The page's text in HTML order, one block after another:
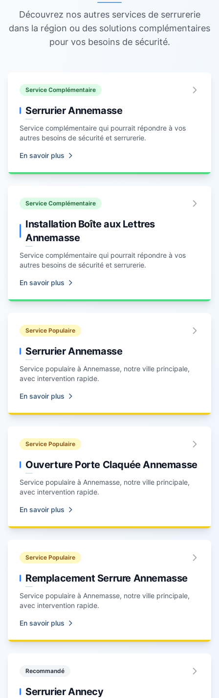
Découvrez nos autres services de serrurerie
dans la région ou des solutions complémentaires
pour vos besoins de sécurité.
Service Complémentaire
Serrurier Annemasse
Service complémentaire qui pourrait répondre à vos
autres besoins de sécurité et serrurerie.
En savoir plus
Service Complémentaire
Installation Boîte aux Lettres
Annemasse
Service complémentaire qui pourrait répondre à vos
autres besoins de sécurité et serrurerie.
En savoir plus
Service Populaire
Serrurier Annemasse
Service populaire à Annemasse, notre ville principale,
avec intervention rapide.
En savoir plus
Service Populaire
Ouverture Porte Claquée Annemasse
Service populaire à Annemasse, notre ville principale,
avec intervention rapide.
En savoir plus
Service Populaire
Remplacement Serrure Annemasse
Service populaire à Annemasse, notre ville principale,
avec intervention rapide.
En savoir plus
Recommandé
Serrurier Annecy